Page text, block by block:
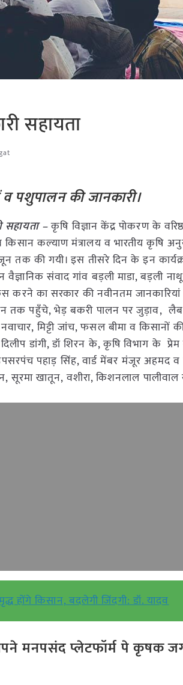
सहायता
पशुपालन की जानकारी।
सहायता –कृषि विज्ञान केंद्र पोकरण के
किसान कल्याण मंत्रालय व भारतीय कृषि
की गयी। इस तीसरे दिन के इन
वैज्ञानिक संवाद गांव बड़ली माडा, बड़ली
करने का सरकार की नवीनतम
तक पहुँचे, भेड़ बकरी पालन पर जुड़ाव,
मिट्टी जांच, फसल बीमा व किसानों
डांगी, डॉ शिरन के, कृषि विभाग के
पहाड़ सिंह, वार्ड मेंबर मंजूर अहमद
सूरमा खातून, वशीरा, किशनलाल पालीवाल
होंगे किसान, बदलेगी जिंदगी: डॉ. यादव
मनपसंद प्लेटफॉर्म पे कृषक